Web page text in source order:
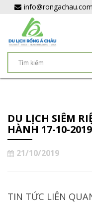
DU LỊCH SIÊM
HÀNH 17-10-2019
21/10/2019
TIN TỨC LIÊN